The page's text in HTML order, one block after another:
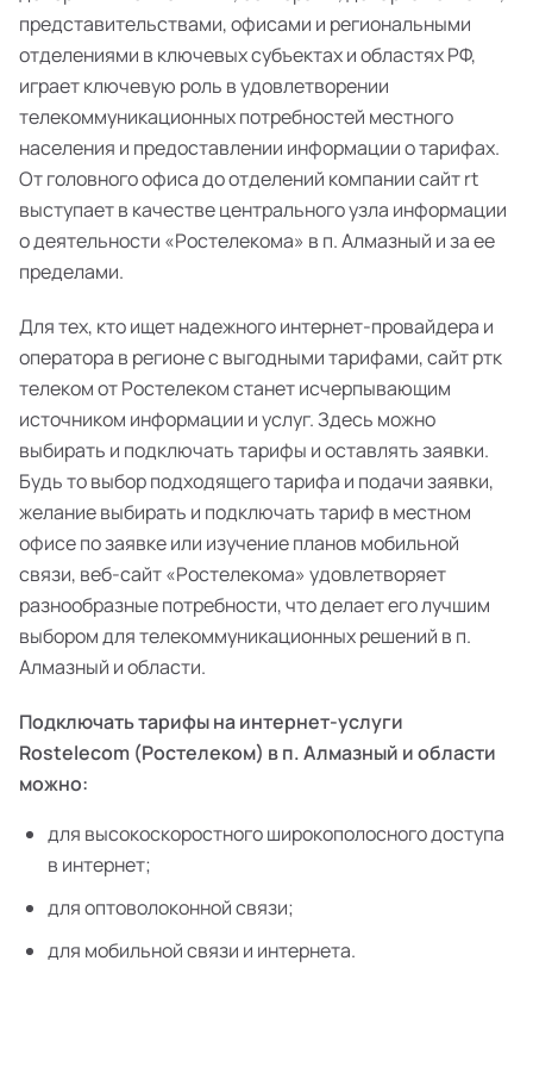
представительствами, офисами и региональными
отделениями в ключевых субъектах и областях РФ,
играет ключевую роль в удовлетворении
телекоммуникационных потребностей местного
населения и предоставлении информации о тарифах.
От головного офиса до отделений компании сайт rt
выступает в качестве центрального узла информации
о деятельности «Ростелекома» в п. Алмазный и за ее
пределами.
Для тех, кто ищет надежного интернет-провайдера и
оператора в регионе с выгодными тарифами, сайт ртк
телеком от Ростелеком станет исчерпывающим
источником информации и услуг. Здесь можно
выбирать и подключать тарифы и оставлять заявки.
Будь то выбор подходящего тарифа и подачи заявки,
желание выбирать и подключать тариф в местном
офисе по заявке или изучение планов мобильной
связи, веб-сайт «Ростелекома» удовлетворяет
разнообразные потребности, что делает его лучшим
выбором для телекоммуникационных решений в п.
Алмазный и области.
Подключать тарифы на интернет-услуги
Rostelecom (Ростелеком) в п. Алмазный и области
можно:
для высокоскоростного широкополосного доступа
в интернет;
для оптоволоконной связи;
для мобильной связи и интернета.